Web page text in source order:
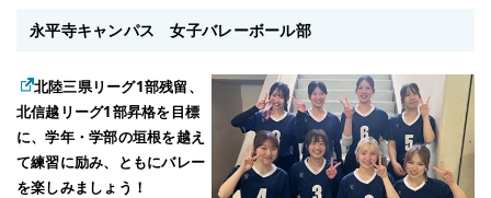
永平寺キャンパス 女子バレーボール部
北陸三県リーグ1部残留、
北信越リーグ1部昇格を目標
に、学年・学部の垣根を越え
て練習に励み、ともにバレー
を楽しみましょう！